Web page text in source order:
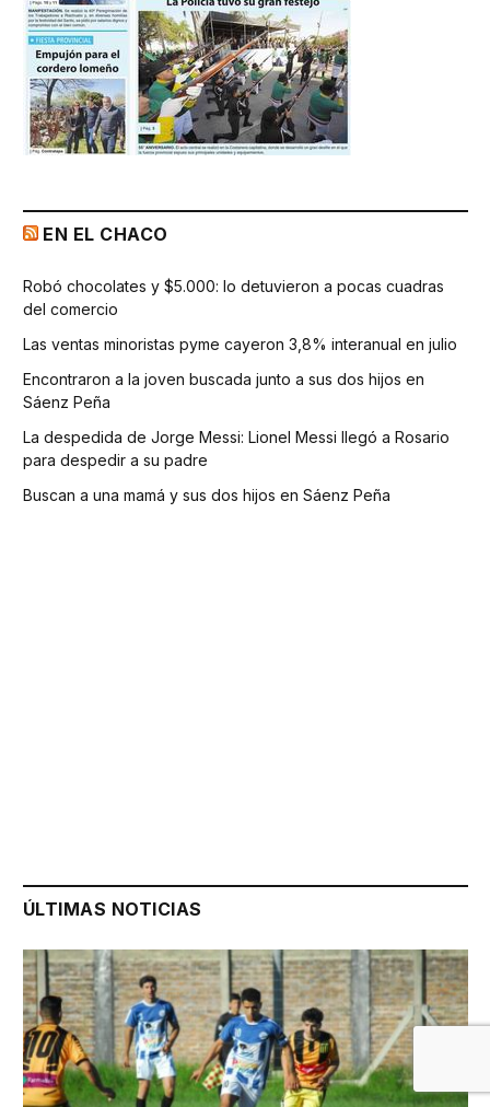
EN EL CHACO
Robó chocolates y $5.000: lo detuvieron a pocas cuadras
del comercio
Las ventas minoristas pyme cayeron 3,8% interanual en julio
Encontraron a la joven buscada junto a sus dos hijos en
Sáenz Peña
La despedida de Jorge Messi: Lionel Messi llegó a Rosario
para despedir a su padre
Buscan a una mamá y sus dos hijos en Sáenz Peña
ÚLTIMAS NOTICIAS